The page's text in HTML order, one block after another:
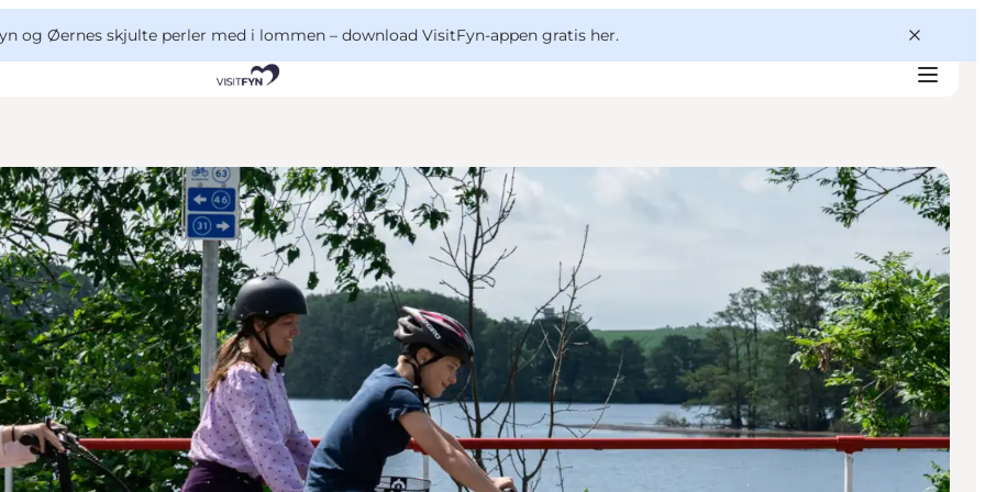
og Øernes skjulte perler med i lommen – download VisitFyn-appen gratis her.